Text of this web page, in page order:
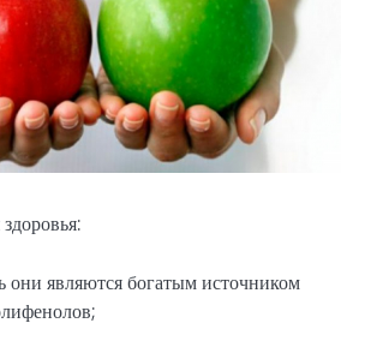
они являются богатым источником